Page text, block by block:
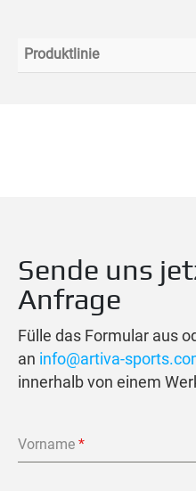
Produktlinie
Sende uns
Anfrage
Fülle das Formular aus
an info@artiva-
innerhalb von einem
Vorname *